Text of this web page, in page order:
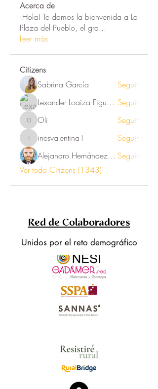
Acerca de
¡Hola! Te damos la bienvenida a La
Plaza del Pueblo, el gra...
Leer más
Citizens
Sabrina García
Seguir
Lexander Loaiza Figueroa Seguir
Oli Oli Seguir
inesvalentina1
inesvalentina1
Seguir
Alejandro Hernández Renner Seguir
Ver todo Citizens (1343)
Red de Colaboradores
Unidos por el reto demográfico